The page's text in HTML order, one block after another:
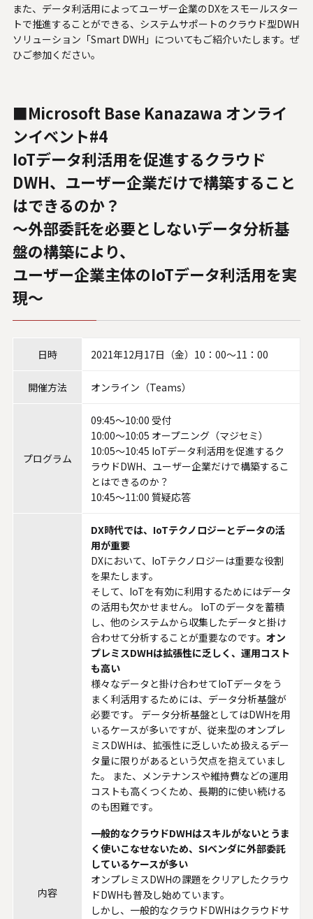
お問い合わせ
個人情報保護方針
個人情報の取り扱いについて
外部送信ポリシー
サイトのご利用について
反社会的勢力に対する基本方針
特定個人情報等の適正な取り扱いに関する基本方針
カスタマーハラスメントに関する指針
電子公告
ソーシャルメディアポリシー
システムサポートホールディングス
また、データ利活用によってユーザー企業のDXをスモールスター
トで推進することができる、システムサポートのクラウド型DWH
ソリューション「Smart DWH」についてもご紹介いたします。ぜ
ひご参加ください。
■Microsoft Base Kanazawa オンライ
ンイベント#4
IoTデータ利活用を促進するクラウド
DWH、ユーザー企業だけで構築すること
はできるのか？
〜外部委託を必要としないデータ分析基
盤の構築により、
ユーザー企業主体のIoTデータ利活用を実
現〜
日時 2021年12月17日（金）10：00～11：00
開催方法 オンライン（Teams）
プログラム
09:45～10:00 受付
10:00～10:05 オープニング（マジセミ）
10:05～10:45 IoTデータ利活用を促進するク
ラウドDWH、ユーザー企業だけで構築するこ
とはできるのか？
10:45～11:00 質疑応答
内容
DX時代では、IoTテクノロジーとデータの活
用が重要
DXにおいて、IoTテクノロジーは重要な役割
を果たします。
そして、IoTを有効に利用するためにはデータ
の活用も欠かせません。 IoTのデータを蓄積
し、他のシステムから収集したデータと掛け
合わせて分析することが重要なのです。 オン
プレミスDWHは拡張性に乏しく、運用コスト
も高い
様々なデータと掛け合わせてIoTデータをう
まく利活用するためには、データ分析基盤が
必要です。 データ分析基盤としてはDWHを用
いるケースが多いですが、従来型のオンプレ
ミスDWHは、拡張性に乏しいため扱えるデー
タ量に限りがあるという欠点を抱えていまし
た。 また、メンテナンスや維持費などの運用
コストも高くつくため、長期的に使い続ける
のも困難です。
一般的なクラウドDWHはスキルがないとうま
く使いこなせないため、SIベンダに外部委託
しているケースが多い
オンプレミスDWHの課題をクリアしたクラウ
ドDWHも普及し始めています。
しかし、一般的なクラウドDWHはクラウドサ